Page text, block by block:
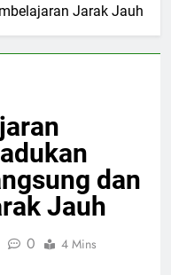
Jarak Jauh
dan
Jauh
0 4 Mins